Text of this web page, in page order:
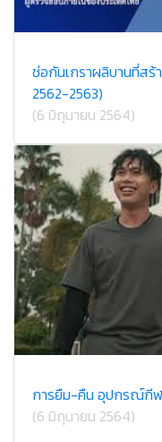
ช่อกันเกราผลิบานที่สร้
2562-2563)
(6 มิถุนายน 2564)
การยืม-คืน อุปกรณ์กี
(6 มิถุนายน 2564)